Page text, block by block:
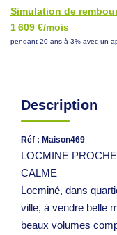
Simulation de
1 609 €/mois
pendant 20 ans à 3% avec un
Description
Réf : Maison469
LOCMINE
CALME
Locminé, dans
ville, à vendre belle
beaux volumes